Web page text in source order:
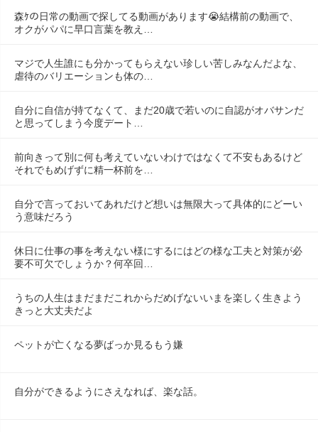
森ｹの日常の動画で探してる動画があります😭結構前の動画で、
オクがパパに早口言葉を教え…
マジで人生誰にも分かってもらえない珍しい苦しみなんだよな、
虐待のバリエーションも体の…
自分に自信が持てなくて、まだ20歳で若いのに自認がオバサンだ
と思ってしまう今度デート…
前向きって別に何も考えていないわけではなくて不安もあるけど
それでもめげずに精一杯前を…
自分で言っておいてあれだけど想いは無限大って具体的にどーい
う意味だろう
休日に仕事の事を考えない様にするにはどの様な工夫と対策が必
要不可欠でしょうか？何卒回…
うちの人生はまだまだこれからだめげないいまを楽しく生きよう
きっと大丈夫だよ
ペットが亡くなる夢ばっか見るもう嫌
自分ができるようにさえなれば、楽な話。